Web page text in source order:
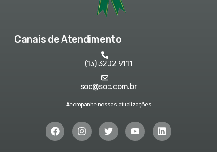
Canais de Atendimento
(13) 3202 9111
soc@soc.com.br
Acompanhe nossas atualizações